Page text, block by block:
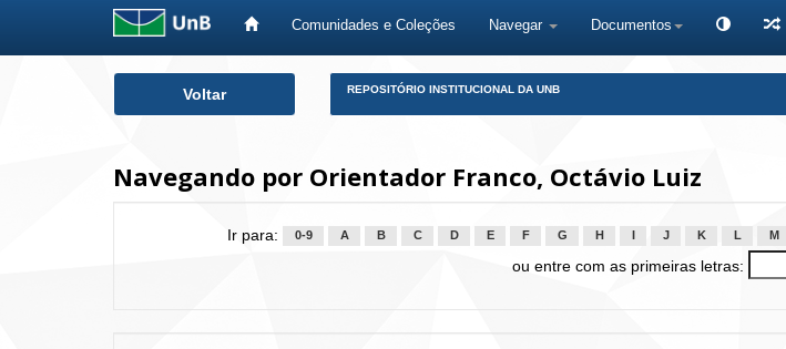
Comunidades e Coleções Navegar Documentos
Voltar REPOSITÓRIO INSTITUCIONAL DA UNB
Navegando por Orientador Franco, Octávio Luiz
Ir para: 0-9 A B C D E F G H J K L M
ou entre com as primeiras letras: